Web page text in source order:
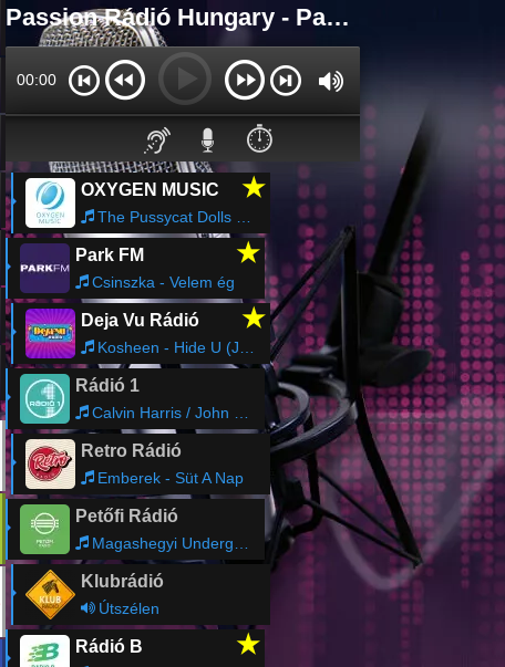
Passion Rádió Hungary - Passion Rádió Hungary Online
00:00
⏱️
OXYGEN MUSIC ★
The Pussycat Dolls - Hush Hush- Hush Hush
Park FM ★
Csinszka - Velem ég
Deja Vu Rádió ★
Kosheen - Hide U (John Creamer & Stephane K Remix Edit)
Rádió 1
Calvin Harris / John Newman - Blame
Retro Rádió
Emberek - Süt A Nap
Petőfi Rádió
Magashegyi Underground - Szemszavak
Klubrádió
Útszélen
Rádió B ★